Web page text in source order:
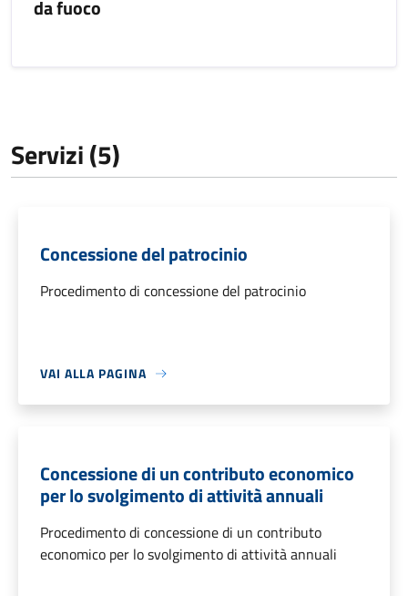
da fuoco
Servizi (5)
Concessione del patrocinio
Procedimento di concessione del patrocinio
VAI ALLA PAGINA
Concessione di un contributo economico
per lo svolgimento di attività annuali
Procedimento di concessione di un contributo
economico per lo svolgimento di attività annuali